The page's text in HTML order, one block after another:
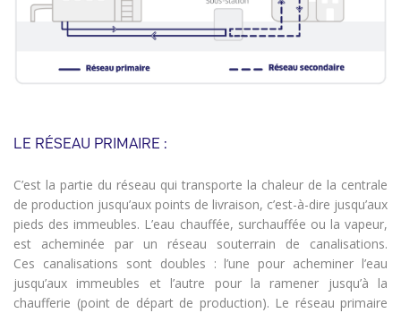
LE RÉSEAU PRIMAIRE :
C’est la partie du réseau qui transporte la chaleur de la centrale
de production jusqu’aux points de livraison, c’est-à-dire jusqu’aux
pieds des immeubles. L’eau chauffée, surchauffée ou la vapeur,
est acheminée par un réseau souterrain de canalisations.
Ces canalisations sont doubles : l’une pour acheminer l’eau
jusqu’aux immeubles et l’autre pour la ramener jusqu’à la
chaufferie (point de départ de production). Le réseau primaire